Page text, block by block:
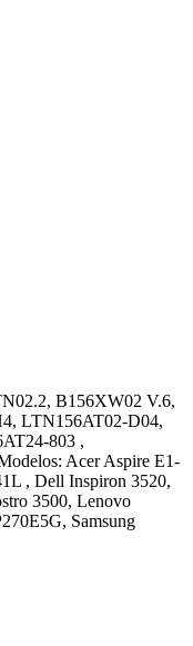
B156XW02 V.6,
LTN156AT02-D04,
803 ,
Acer Aspire E1-
, Dell Inspiron 3520,
3500, Lenovo
Samsung